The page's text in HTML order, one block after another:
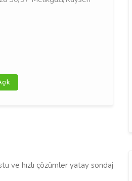
ve hızlı çözümler yatay sondaj